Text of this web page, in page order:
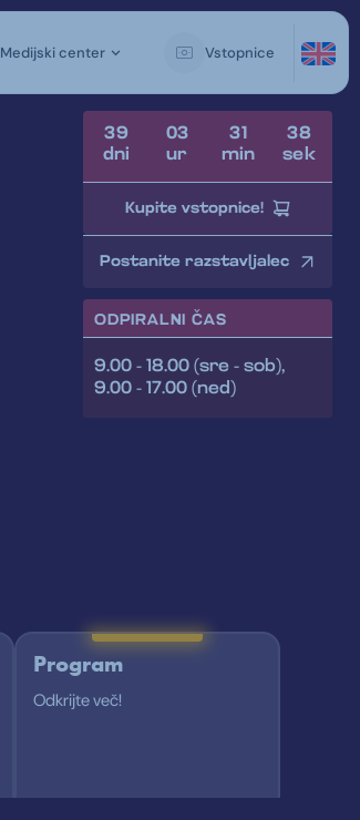
Medijski center Vstopnice
39
dni
03
ur
31
min
36
sek
Kupite vstopnice!
Postanite razstavljalec
Program
Odkrijte več!
ODPIRALNI ČAS
9.00 - 18.00 (sre - sob),
9.00 - 17.00 (ned)